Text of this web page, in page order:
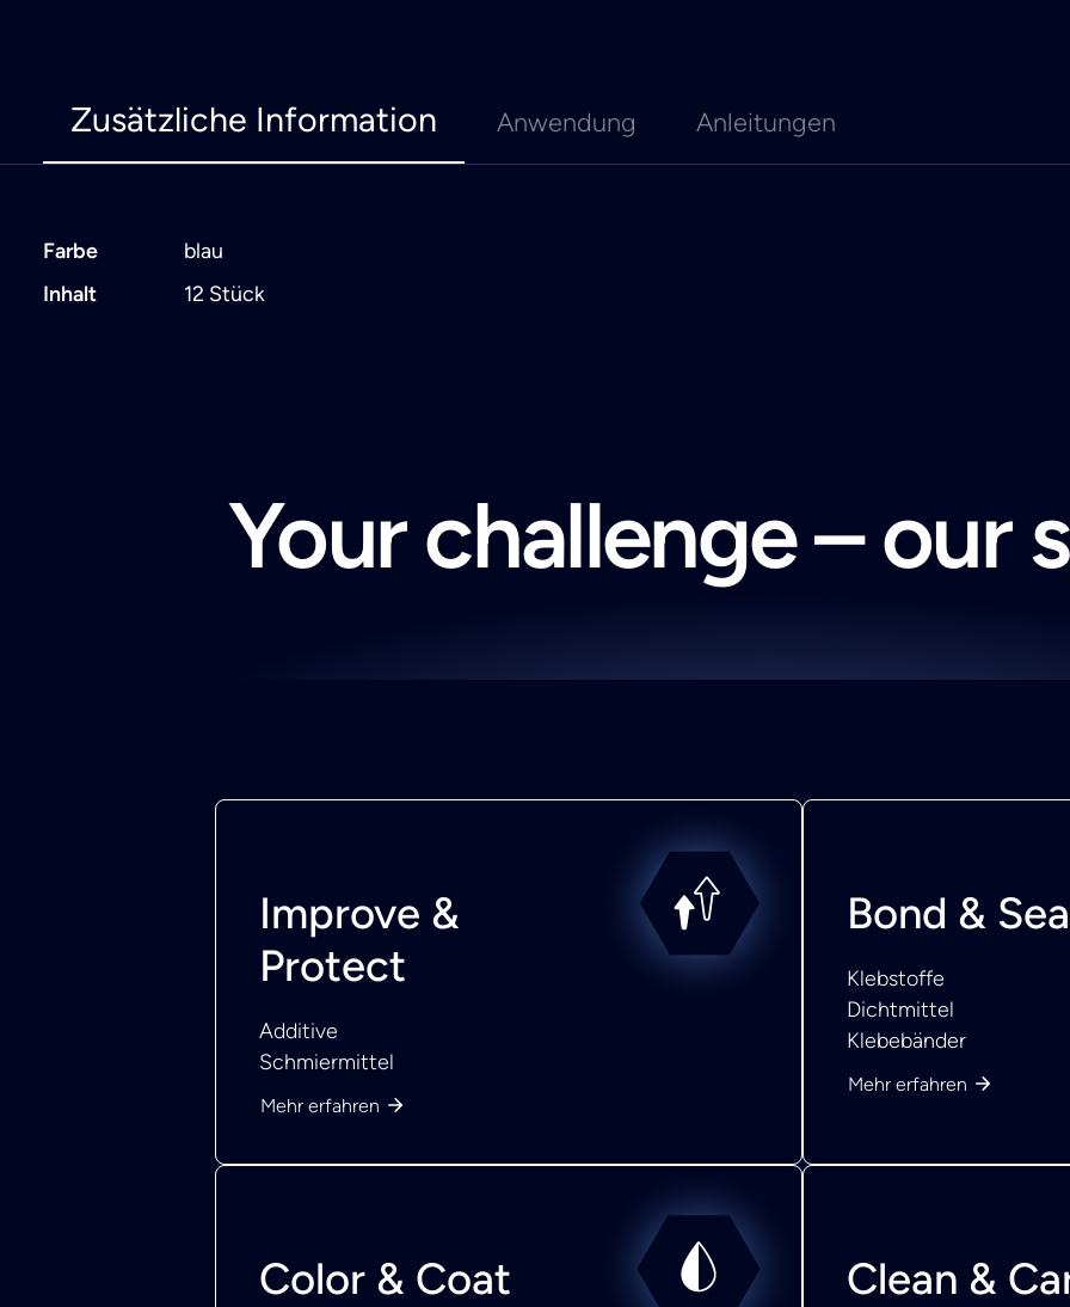
Zusätzliche Information Anwendung Anleitungen
Farbe
blau
Inhalt
12 Stück
Your challenge – our
Improve &
Protect
Additive
Schmiermittel
Mehr erfahren
Bond &
Klebstoffe
Dichtmittel
Klebebänder
Mehr erfahren
Color & Coat Clean &